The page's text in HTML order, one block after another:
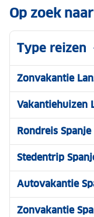
Op zoek
Type reizen
Zonvakantie
Vakantiehuizen
Rondreis Spanje
Stedentrip
Autovakantie
Zonvakantie